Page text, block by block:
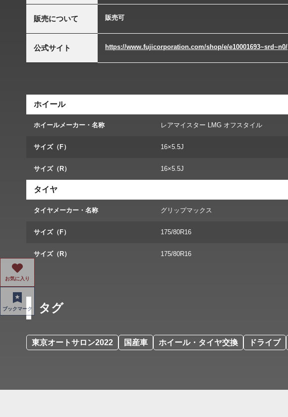
販売について 販売可
公式サイト https://www.fujicorporation.com/shop/e/e10001693~srd~n0/
ホイール
ホイールメーカー・名称 レアマイスター LMG オフスタイル
サイズ（F） 16×5.5J
サイズ（R） 16×5.5J
タイヤ
タイヤメーカー・名称 グリップマックス
サイズ（F） 175/80R16
サイズ（R） 175/80R16
タグ
東京オートサロン2022 国産車 ホイール・タイヤ交換 ドライブ
お気に入り
ブックマーク